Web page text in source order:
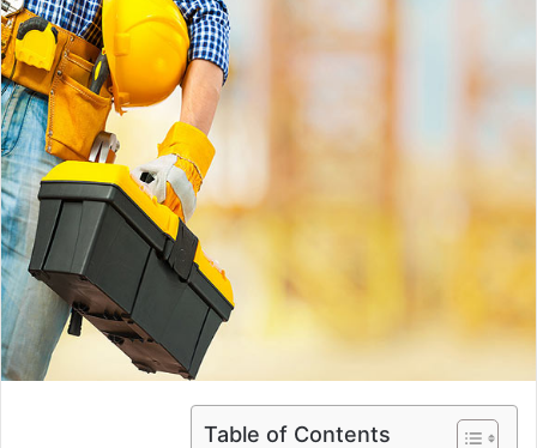
Table of Contents